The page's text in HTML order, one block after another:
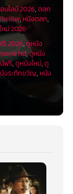
นไลน์ 2026,ตลก
, หนังตลก,
หม่ 2026
2026,ดูหนัง
hd,ดูหนัง
ฟรี,ดูหนังใหม่,ดู
งระทึกขวัญ, หนัง